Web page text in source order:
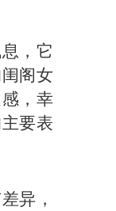
，它
阁女
，幸
要表
异，